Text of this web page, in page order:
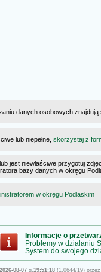
danych osobowych
lub niepełne, skorzystaj z
jest niewłaściwe przygotuj
bazy danych w okręgu
w okręgu Podlaskim
Informacje o
Problemy w działaniu
System do swojego
2026-08-07g.19:51:18(1.0644/19)